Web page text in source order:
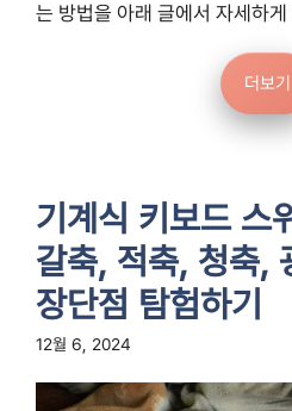
는 방법을 아래 글에서 자세하
더보기
기계식 키보드 스
갈축, 적축, 청축,
장단점 탐험하기
12월 6, 2024